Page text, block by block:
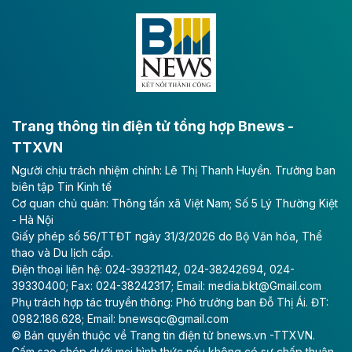
Keppel thoái toàn bộ vốn khỏi dự án
Empire City tại Thủ Thiêm
Tập đoàn Keppel (Singapore) bán toàn bộ 40% vốn
tại dự án Empire City với giá 270 triệu USD, chấm dứt
dự án.
Theo vnexpress.net
TP HCM cho phép chuyển mục đích sử
dụng gần 6.500 m2 đất làm khu nghỉ
dưỡng
UBND TP HCM cho phép Công ty Cổ phần Thủy Tiên
Bà Rịa - Vũng Tàu chuyển mục đích sử dụng gần
6.500 m2 đất tại phường Rạch Dừa để làm dự án Khu
khách sạn nghỉ dưỡng Đại Dương.
Theo vietnamfinance.vn
Trang thông tin điện tử tổng hợp Bnews -
TTXVN
Người chịu trách nhiệm chính: Lê Thị Thanh Huyền. Trưởng ban
biên tập Tin Kinh tế
Cơ quan chủ quản: Thông tấn xã Việt Nam; Số 5 Lý Thường Kiệt
- Hà Nội
Giấy phép số 56/TTĐT ngày 31/3/2026 do Bộ Văn hóa, Thể
thao và Du lịch cấp.
Điện thoại liên hệ: 024-39321142, 024-38242694, 024-
39330400; Fax: 024-38242317; Email: media.bkt@Gmail.com
Phụ trách hợp tác truyền thông: Phó trưởng ban Đỗ Thị Ái. ĐT:
0982.186.628; Email: bnewsqc@gmail.com
© Bản quyền thuộc về Trang tin điện tử bnews.vn -TTXVN.